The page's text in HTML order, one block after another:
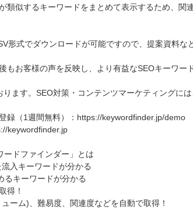
類似するキーワードをまとめて表示するため、
形式でダウンロードが可能ですので、提案資料な
もお客様の声を反映し、より有益なSEOキーワー
ます。SEO対策・コンテンツマーケティングに
録（1週間無料）：https://keywordfinder.jp/demo
keywordfinder.jp
ードファインダー」とは
入キーワードが分かる
るキーワードが分かる
得！
ーム)、難易度、関連度などを自動で取得！